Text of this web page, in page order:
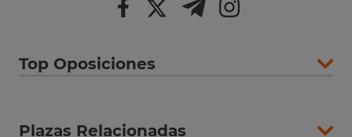
Top Oposiciones
Plazas Relacionadas